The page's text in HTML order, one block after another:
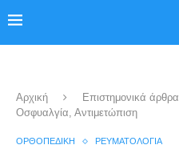
Αρχική Επιστημονικά άρθρα
Οσφυαλγία, Αντιμετώπιση
ΟΡΘΟΠΕΔΙΚΉ ΡΕΥΜΑΤΟΛΟΓΊΑ